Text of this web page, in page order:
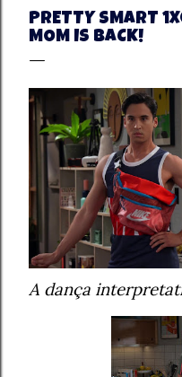
PRETTY SMART
MOM IS BACK!
A dança